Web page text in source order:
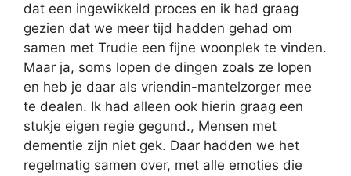
dat een ingewikkeld proces en ik had graag
gezien dat we meer tijd hadden gehad om
samen met Trudie een fijne woonplek te vinden.
Maar ja, soms lopen de dingen zoals ze lopen
en heb je daar als vriendin-mantelzorger mee
te dealen. Ik had alleen ook hierin graag een
stukje eigen regie gegund., Mensen met
dementie zijn niet gek. Daar hadden we het
regelmatig samen over, met alle emoties die